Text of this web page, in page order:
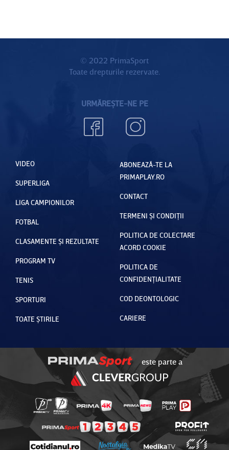
© 2022 PrimaSport
Toate drepturile rezervate.
URMĂREȘTE-NE PE
VIDEO
SUPERLIGA
LIGA CAMPIONILOR
FOTBAL
CLASAMENTE ȘI REZULTATE
PROGRAM TV
TENIS
SPORTURI
TOATE ȘTIRILE
ABONEAZĂ-TE LA
PRIMAPLAY.RO
CONTACT
TERMENI ȘI CONDIȚII
POLITICA DE COLECTARE
ACORD COOKIE
POLITICA DE
CONFIDENȚIALITATE
COD DEONTOLOGIC
CARIERE
este parte a